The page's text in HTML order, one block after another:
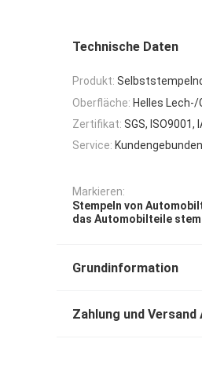
Technische Daten
Produkt:
Oberfläche: Helles
Zertifikat: SGS, ISO9001,
Service:
Markieren:
Stempeln von
das Automobilteile
Grundinformation
Zahlung und Versand